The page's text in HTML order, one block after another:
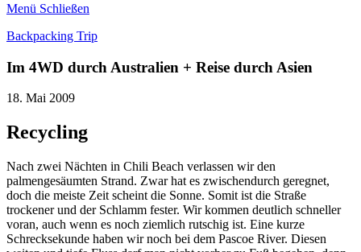
Menü Schließen
Backpacking Trip
Im 4WD durch Australien + Reise durch Asien
18. Mai 2009
Recycling
Nach zwei Nächten in Chili Beach verlassen wir den
palmengesäumten Strand. Zwar hat es zwischendurch geregnet,
doch die meiste Zeit scheint die Sonne. Somit ist die Straße
trockener und der Schlamm fester. Wir kommen deutlich schneller
voran, auch wenn es noch ziemlich rutschig ist. Eine kurze
Schrecksekunde haben wir noch bei dem Pascoe River. Diesen